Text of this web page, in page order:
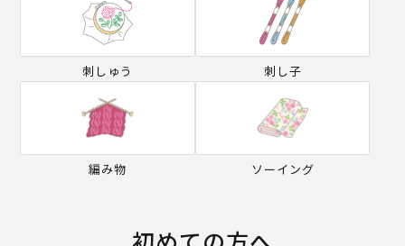
刺しゅう 刺し子
編み物 ソーイング